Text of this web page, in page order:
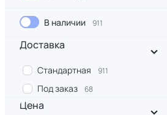
В наличии 911
Доставка
Стандартная 911
Под заказ 68
Цена